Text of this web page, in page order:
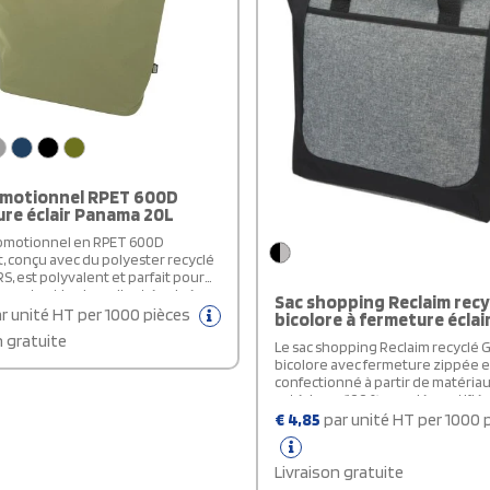
RPET 600D
éclair Panama 20L
en RPET 600D
conçu avec du polyester recyclé
est polyvalent et parfait pour
et la plage. Il est équipé
principal à fermeture
pour ranger votre téléphone
objets de valeur en toute
unité HT per 1000 pièces
gratuite
Sac shopping Reclaim
bicolore à fermeture éclair
Le sac shopping Reclaim recyclé
bicolore avec fermeture zippée
confectionné à partir de
extérieurs 100 % recyclés certifiés
équipé d'une poche avant
compartiment principal zippé,
une solution durable et pratique
courses. Avec une longueur de
€ 4,85 par unité HT per 1000
Livraison gratuite